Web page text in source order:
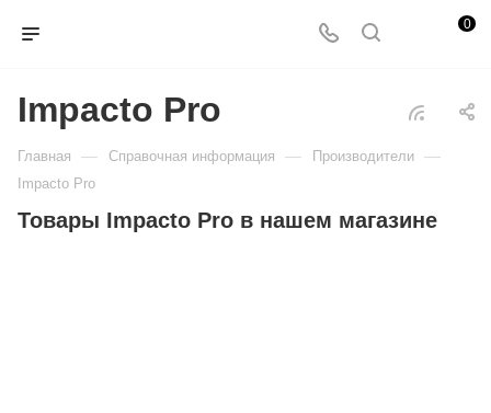
0
Impacto Pro
Главная — Справочная информация — Производители —
Impacto Pro
Товары Impacto Pro в нашем магазине